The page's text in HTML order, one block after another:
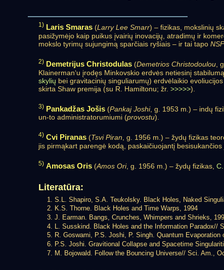
1) Laris Smaras(Larry Lee Smarr) – fizikas, mokslinių
pasižymėjo kaip puikus įvairių inovacijų, atradimų ir
mokslo tyrimų sujungimą sparčiais ryšiais – ir tai tapo
2) Demetrijus Christodulas(Demetrios Christodoulou,
Klainerman‘u įrodęs Minkovskio erdvės netiesinį stabilumą
skylių bei gravitacinių singuliarumų) erdvėlaikio
skirta Shaw premija (su R. Hamiltonu; žr. >>>>>).
3) Pankadžas Jošis(Pankaj Joshi, g. 1953 m.) – indų
un-to administratorumiumi (provostu).
4) Cvi Piranas(Tsvi Piran , g. 1956 m.) – žydų fizikas
jis pirmąkart parengė kodą, paskaičiuojantį besisukančios
5) Amosas Oris(Amos Ori, g. 1956 m.) – žydų fizikas,
Literatūra:
S.L. Shapiro, S.A. Teukolsky. Black Holes, Naked
K.S. Thorne. Black Holes and Time Warps, 1994
J. Earman. Bangs, Crunches, Whimpers and Shrieks,
L. Susskind. Black Holes and the Information Paradox//
R. Goswami, P.S. Joshi, P. Singh. Quantum
P.S. Joshi. Gravitional Collapse and Spacetime
M. Bojowald. Follow the Bouncing Universe// Sci. Am.,